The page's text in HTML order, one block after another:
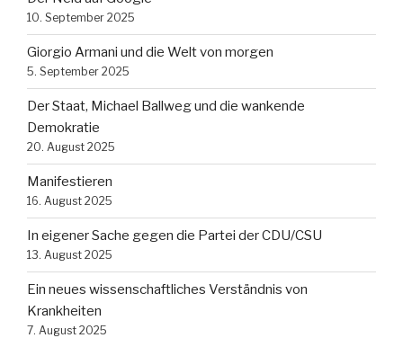
10. September 2025
Giorgio Armani und die Welt von morgen
5. September 2025
Der Staat, Michael Ballweg und die wankende
Demokratie
20. August 2025
Manifestieren
16. August 2025
In eigener Sache gegen die Partei der CDU/CSU
13. August 2025
Ein neues wissenschaftliches Verständnis von
Krankheiten
7. August 2025